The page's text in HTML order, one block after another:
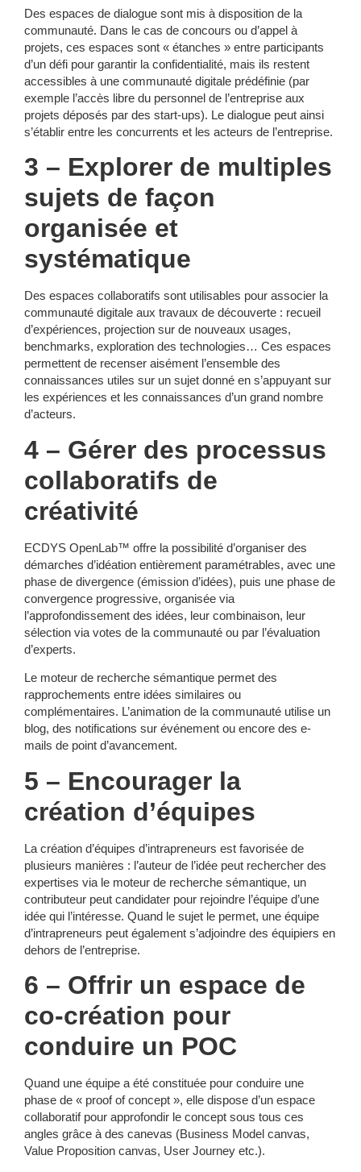
Des espaces de dialogue sont mis à disposition de la
communauté. Dans le cas de concours ou d’appel à
projets, ces espaces sont « étanches » entre participants
d’un défi pour garantir la confidentialité, mais ils restent
accessibles à une communauté digitale prédéfinie (par
exemple l’accès libre du personnel de l’entreprise aux
projets déposés par des start-ups). Le dialogue peut ainsi
s’établir entre les concurrents et les acteurs de l’entreprise.
3 – Explorer de multiples
sujets de façon
organisée et
systématique
Des espaces collaboratifs sont utilisables pour associer la
communauté digitale aux travaux de découverte : recueil
d’expériences, projection sur de nouveaux usages,
benchmarks, exploration des technologies… Ces espaces
permettent de recenser aisément l’ensemble des
connaissances utiles sur un sujet donné en s’appuyant sur
les expériences et les connaissances d’un grand nombre
d’acteurs.
4 – Gérer des processus
collaboratifs de
créativité
ECDYS OpenLab™ offre la possibilité d’organiser des
démarches d’idéation entièrement paramétrables, avec une
phase de divergence (émission d’idées), puis une phase de
convergence progressive, organisée via
l’approfondissement des idées, leur combinaison, leur
sélection via votes de la communauté ou par l’évaluation
d’experts.
Le moteur de recherche sémantique permet des
rapprochements entre idées similaires ou
complémentaires. L’animation de la communauté utilise un
blog, des notifications sur événement ou encore des e-
mails de point d’avancement.
5 – Encourager la
création d’équipes
La création d’équipes d’intrapreneurs est favorisée de
plusieurs manières : l’auteur de l’idée peut rechercher des
expertises via le moteur de recherche sémantique, un
contributeur peut candidater pour rejoindre l’équipe d’une
idée qui l’intéresse. Quand le sujet le permet, une équipe
d’intrapreneurs peut également s’adjoindre des équipiers en
dehors de l’entreprise.
6 – Offrir un espace de
co-création pour
conduire un POC
Quand une équipe a été constituée pour conduire une
phase de « proof of concept », elle dispose d’un espace
collaboratif pour approfondir le concept sous tous ces
angles grâce à des canevas (Business Model canvas,
Value Proposition canvas, User Journey etc.).